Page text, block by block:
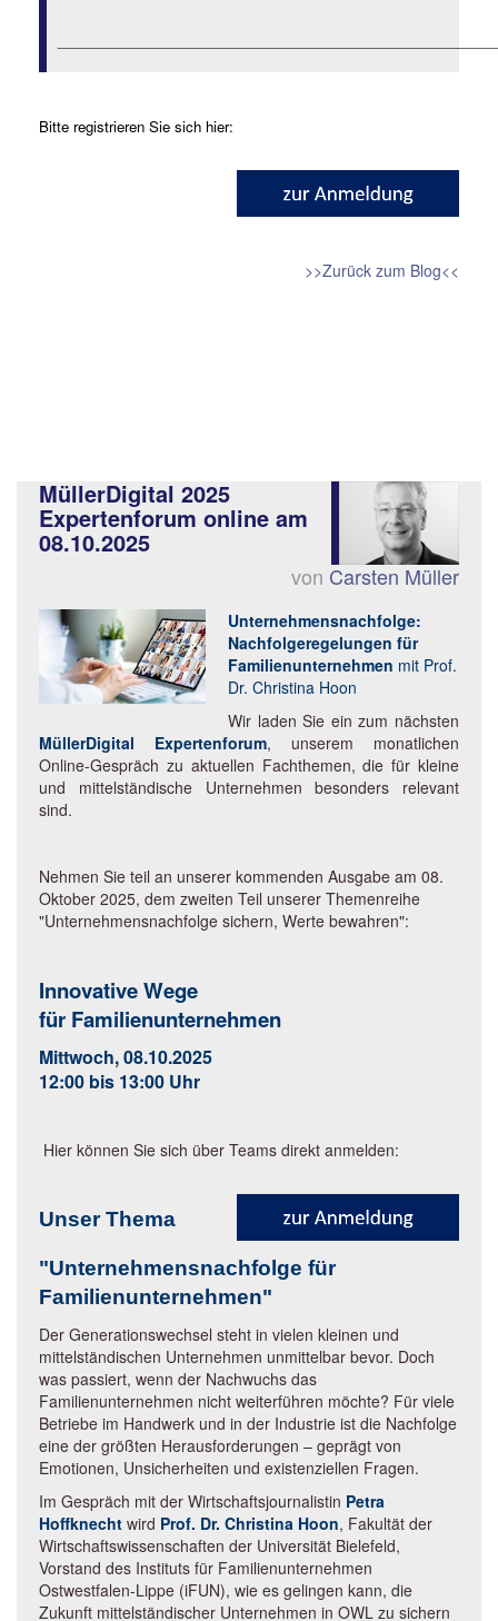
Bitte registrieren Sie sich hier:
>>Zurück zum Blog<<
MüllerDigital 2025
Expertenforum online am
08.10.2025
von Carsten Müller
Unternehmensnachfolge:
Nachfolgeregelungen für
Familienunternehmen mit Prof.
Dr. Christina Hoon
Wir laden Sie ein zum nächsten
MüllerDigital Expertenforum, unserem monatlichen
Online-Gespräch zu aktuellen Fachthemen, die für kleine
und mittelständische Unternehmen besonders relevant
sind.
Nehmen Sie teil an unserer kommenden Ausgabe am 08.
Oktober 2025, dem zweiten Teil unserer Themenreihe
"Unternehmensnachfolge sichern, Werte bewahren":
Innovative Wege
für Familienunternehmen
Mittwoch, 08.10.2025
12:00 bis 13:00 Uhr
Hier können Sie sich über Teams direkt anmelden:
Unser Thema
"Unternehmensnachfolge für
Familienunternehmen"
Der Generationswechsel steht in vielen kleinen und
mittelständischen Unternehmen unmittelbar bevor. Doch
was passiert, wenn der Nachwuchs das
Familienunternehmen nicht weiterführen möchte? Für viele
Betriebe im Handwerk und in der Industrie ist die Nachfolge
eine der größten Herausforderungen – geprägt von
Emotionen, Unsicherheiten und existenziellen Fragen.
Im Gespräch mit der Wirtschaftsjournalistin Petra
Hoffknecht wird Prof. Dr. Christina Hoon, Fakultät der
Wirtschaftswissenschaften der Universität Bielefeld,
Vorstand des Instituts für Familienunternehmen
Ostwestfalen-Lippe (iFUN), wie es gelingen kann, die
Zukunft mittelständischer Unternehmen in OWL zu sichern